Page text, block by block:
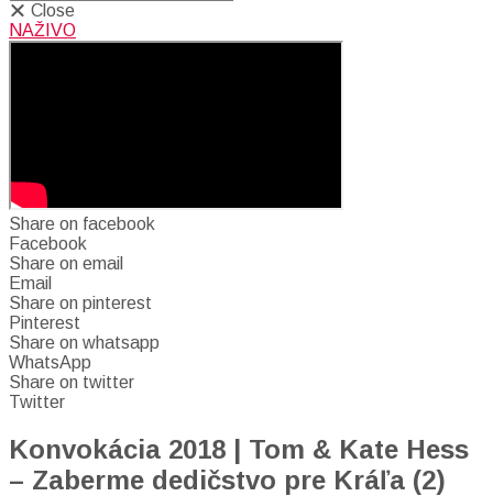
Close
NAŽIVO
Share on facebook
Facebook
Share on email
Email
Share on pinterest
Pinterest
Share on whatsapp
WhatsApp
Share on twitter
Twitter
Konvokácia 2018 | Tom & Kate Hess
– Zaberme dedičstvo pre Kráľa (2)